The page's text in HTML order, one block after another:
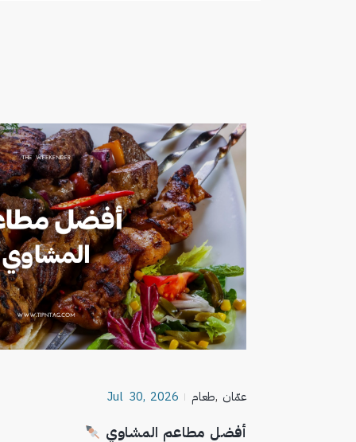
Jul 30, 2026 طعام, عمّان
أفضل مطاعم المشاوي